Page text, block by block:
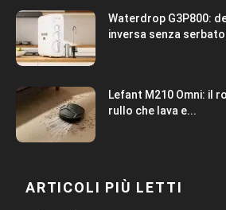
Waterdrop G3P800:
inversa senza
Lefant M210 Omni: il
rullo che lava e...
ARTICOLI PIÙ LETTI